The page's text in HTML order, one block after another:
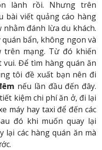
lành rồi. Nhưng trên
bài viết quảng cáo hàng
đánh lừa du khách.
bẩn, không ngon và
trên mạng. Từ đó khiến
Để tìm hàng quán ăn
tôi đề xuất bạn nên đi
nếu lần đầu đến đây.
kiệm chi phí ăn ở, đi lại
máy hay taxi để đến các
đó khi muốn quay lại
lại các hàng quán ăn mà